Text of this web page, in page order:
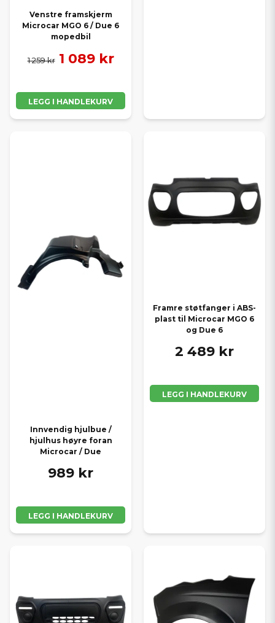
Venstre framskjerm
Microcar MGO 6 / Due 6
mopedbil
1 259 kr 1 089 kr
LEGG I HANDLEKURV
Innvendig hjulbue /
hjulhus høyre foran
Microcar / Due
989 kr
LEGG I HANDLEKURV
Framre støtfanger i ABS-
plast til Microcar MGO 6
og Due 6
2 489 kr
LEGG I HANDLEKURV